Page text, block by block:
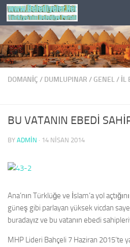
Skip to content
DOMANIÇ / DUMLUPINAR / GENEL/ İL
BU VATANIN EBEDİ
BY ADMIN · 14 NISAN 2014
Ana’nın Türklüğe ve İslam’a yol
güneş gibi parlayan yüksek vicdan
buradayız ve bu vatanın ebedi
MHP Lideri Bahçeli 7 Haziran 2015’te